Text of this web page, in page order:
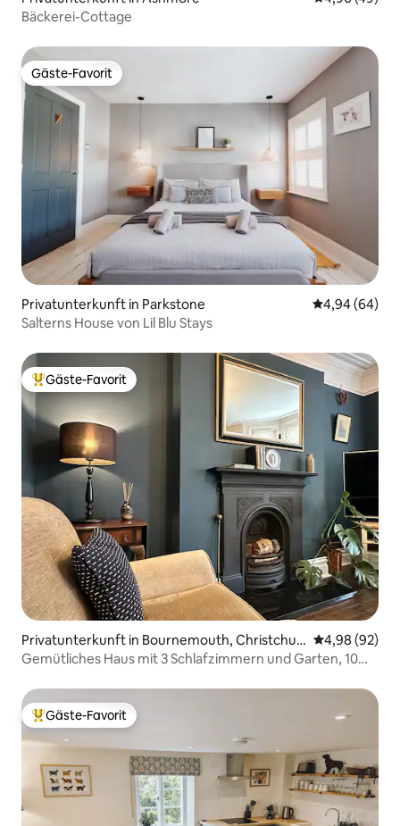
Bäckerei-Cottage
Gäste-Favorit
Gäste-Favorit
Privatunterkunft in Parkstone
4,94 (64)
Salterns House von Lil Blu Stays
Beliebter Gäste-Favorit.
Gäste-Favorit
Privatunterkunft in Bournemouth, Christchur
ch and Poole
4,98 (92)
Gemütliches Haus mit 3 Schlafzimmern und Garten, 10
Beliebter Gäste-Favorit.
Gäste-Favorit